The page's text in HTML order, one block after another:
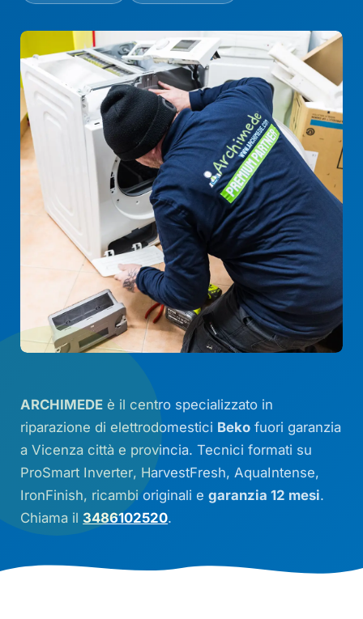
ARCHIMEDE è il centro specializzato in
riparazione di elettrodomestici Beko fuori garanzia
a Vicenza città e provincia. Tecnici formati su
ProSmart Inverter, HarvestFresh,AquaIntense,
IronFinish, ricambi originali egaranzia 12 mesi.
Chiama il 3486102520.